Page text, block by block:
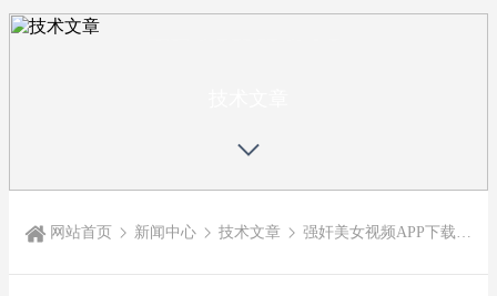
网站首页 新闻中心 技术文章 强奸美女视频APP下载发生器维护及故障